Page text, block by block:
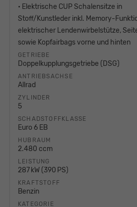
• Elektrische CUP Schalensitze in
Stoff/Kunstleder inkl. Memory-
elektrischer Lendenwirbelstütze,
sowie Kopfairbags vorne und hinten
GETRIEBE
Doppelkupplungsgetriebe (DSG)
ANTRIEBSACHSE
Allrad
ZYLINDER
5
SCHADSTOFFKLASSE
Euro 6 EB
HUBRAUM
2.480 ccm
LEISTUNG
287 kW (390 PS)
KRAFTSTOFF
Benzin
KATEGORIE